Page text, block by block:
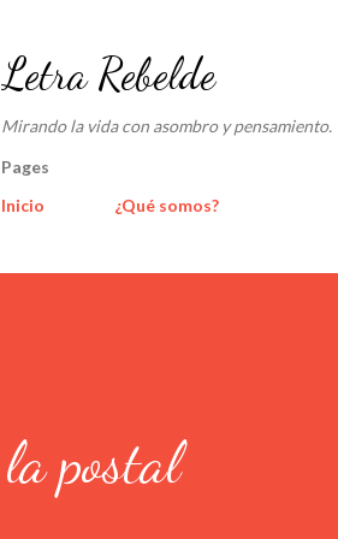
Letra Rebelde
Mirando la vida con asombro y pensamiento.
Pages
Inicio
¿Qué somos?
la postal